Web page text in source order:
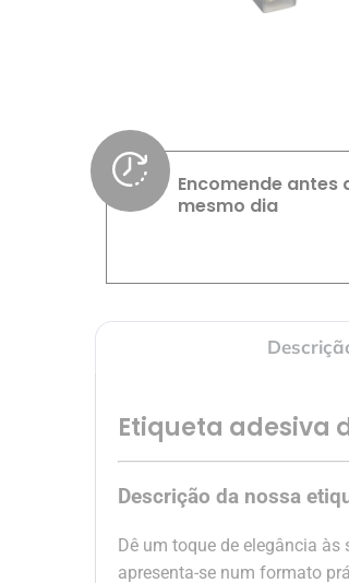
Encomende antes
mesmo dia
Etiqueta adesiva
Descrição da nossa
Dê um toque de elegância
apresenta-se num formato